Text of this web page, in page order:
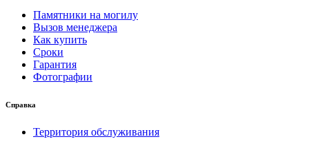
Памятники на могилу
Вызов менеджера
Как купить
Сроки
Гарантия
Фотографии
Справка
Территория обслуживания